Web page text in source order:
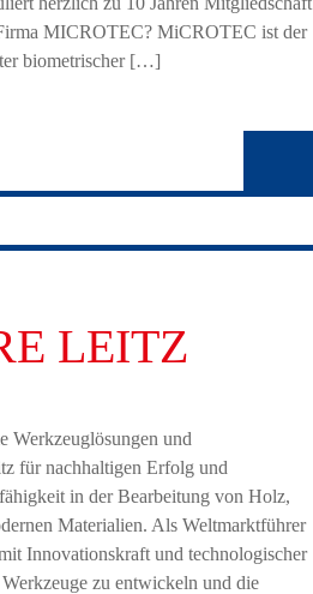
MICROTEC? MiCROTEC ist der
biometrischer […]
LEITZ
Werkzeuglösungen und
für nachhaltigen Erfolg und
in der Bearbeitung von Holz,
Materialien. Als Weltmarktführer
Innovationskraft und technologischer
zu entwickeln und die